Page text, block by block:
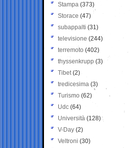
Stampa (373)
Storace (47)
subappalti (31)
televisione(244)
terremoto (402)
thyssenkrupp (3)
Tibet(2)
tredicesima (3)
Turismo (62)
Udc (64)
Università (128)
V-Day (2)
Veltroni (30)